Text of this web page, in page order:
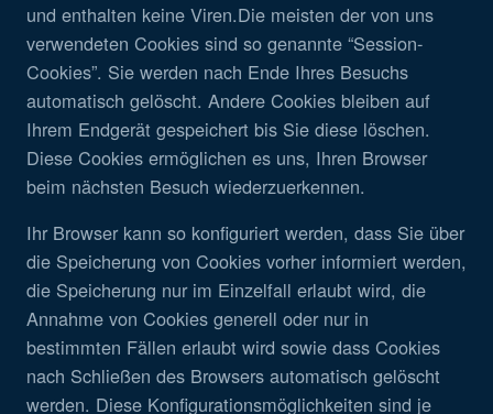
und enthalten keine Viren.Die meisten der von uns
verwendeten Cookies sind so genannte “Session-
Cookies”. Sie werden nach Ende Ihres Besuchs
automatisch gelöscht. Andere Cookies bleiben auf
Ihrem Endgerät gespeichert bis Sie diese löschen.
Diese Cookies ermöglichen es uns, Ihren Browser
beim nächsten Besuch wiederzuerkennen.
Ihr Browser kann so konfiguriert werden, dass Sie über
die Speicherung von Cookies vorher informiert werden,
die Speicherung nur im Einzelfall erlaubt wird, die
Annahme von Cookies generell oder nur in
bestimmten Fällen erlaubt wird sowie dass Cookies
nach Schließen des Browsers automatisch gelöscht
werden. Diese Konfigurationsmöglichkeiten sind je